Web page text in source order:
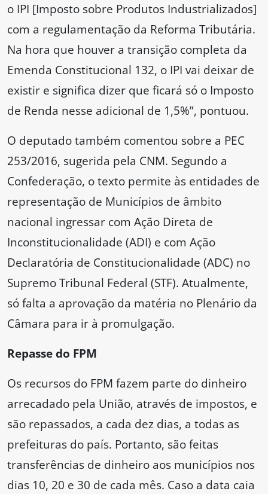
o IPI [Imposto sobre Produtos Industrializados]
com a regulamentação da Reforma Tributária.
Na hora que houver a transição completa da
Emenda Constitucional 132, o IPI vai deixar de
existir e significa dizer que ficará só o Imposto
de Renda nesse adicional de 1,5%”, pontuou.
O deputado também comentou sobre a PEC
253/2016, sugerida pela CNM. Segundo a
Confederação, o texto permite às entidades de
representação de Municípios de âmbito
nacional ingressar com Ação Direta de
Inconstitucionalidade (ADI) e com Ação
Declaratória de Constitucionalidade (ADC) no
Supremo Tribunal Federal (STF). Atualmente,
só falta a aprovação da matéria no Plenário da
Câmara para ir à promulgação.
Repasse do FPM
Os recursos do FPM fazem parte do dinheiro
arrecadado pela União, através de impostos, e
são repassados, a cada dez dias, a todas as
prefeituras do país. Portanto, são feitas
transferências de dinheiro aos municípios nos
dias 10, 20 e 30 de cada mês. Caso a data caia